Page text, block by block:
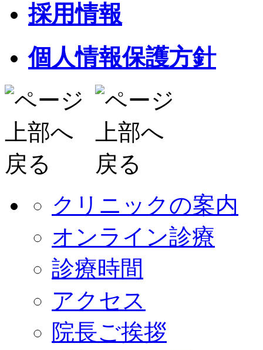
採用情報
個人情報保護方針
クリニックの案内
オンライン診療
診療時間
アクセス
院長ご挨拶